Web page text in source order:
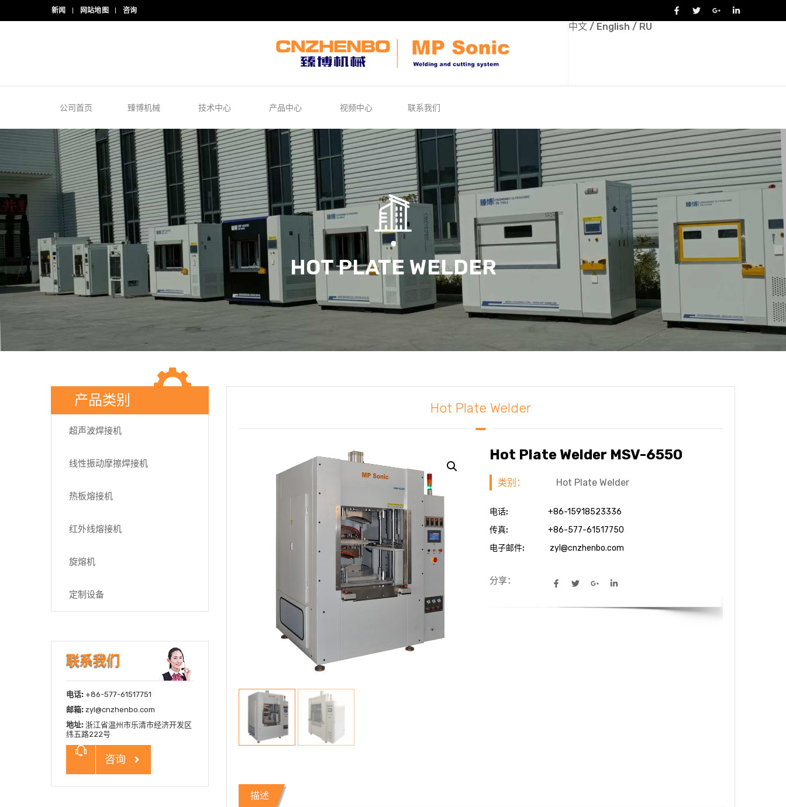
新闻 网站地图 咨询
中文 / English / RU
公司首页 臻博机械 技术中心 产品中心 视频中心 联系我们
HOT PLATE WELDER
产品类别
超声波焊接机
线性振动摩擦焊接机
热板熔接机
红外线熔接机
旋熔机
定制设备
联系我们
电话: +86-577-61517751
邮箱: zyl@cnzhenbo.com
地址: 浙江省温州市乐清市经济开发区
纬五路222号
咨询
Hot Plate Welder
Hot Plate Welder MSV-6550
类别： Hot Plate Welder
电话:
+86-15918523336
传真:
+86-577-61517750
电子邮件:
zyl@cnzhenbo.com
分享：
描述